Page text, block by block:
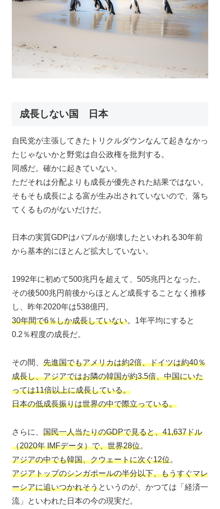
成長しない国 日本
自民党が主張してきたトリクルダウンなんて起きなかっ
たじゃないかと野党は自公政権を批判する。
同感だ。確かに起きていない。
ただそれは分配よりも成長が優先された結果ではない。
そもそも成長による富が生み出されていないので、落ち
てくるものがないだけだ。
日本の実質GDPはバブルが崩壊したといわれる30年前
から基本的にほとんど拡大していない。
1992年に初めて500兆円を超えて、505兆円となった。
その後500兆円前後からほとんど成長することなく推移
し、昨年2020年は538億円。
30年間で6％しか成長していない。1年平均にすると
0.2％程度の成長だ。
その間、 先進国でもアメリカは約2倍、ドイツは約40％
成長し、アジアではお隣の韓国が約3.5倍、中国にいた
っては11倍以上に成長している。
日本の低成長振りは世界の中で際立っている。
さらに、 国民一人当たりのGDPで見ると、41,637ドル
（2020年 IMFデータ）で、世界28位。
アジアの中でも韓国、クウェートに次ぐ12位。
アジアトップのシンガポールの半分以下、もうすぐマレ
ーシアに追いつかれそうというのが、かつては「経済一
流」といわれた日本の今の現実だ。